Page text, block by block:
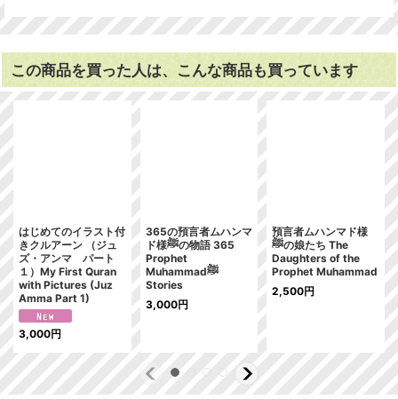
この商品を買った人は、こんな商品も買っています
はじめてのイラスト付
きクルアーン （ジュ
ズ・アンマ パート
１）My First Quran
with Pictures (Juz
Amma Part 1)
3,000円
365の預言者ムハンマ
ド様ﷺの物語 365
Prophet
Muhammadﷺ
Stories
3,000円
預言者ムハンマド様
ﷺの娘たち The
Daughters of the
Prophet Muhammad
2,500円